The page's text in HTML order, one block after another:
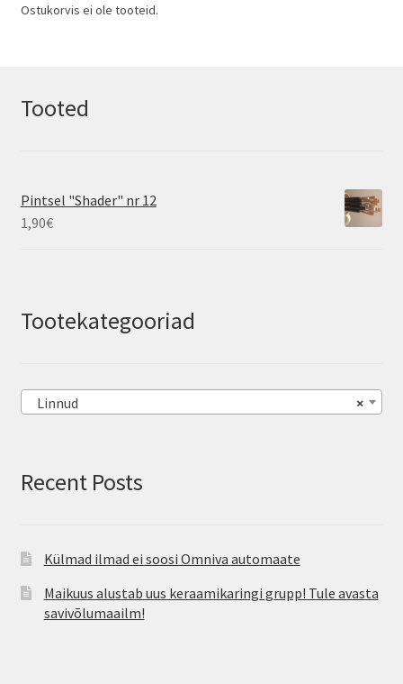
Ostukorvis ei ole tooteid.
Tooted
Pintsel "Shader" nr 12
1,90€
Tootekategooriad
×
Linnud
Recent Posts
Külmad ilmad ei soosi Omniva automaate
Maikuus alustab uus keraamikaringi grupp! Tule avasta
savivõlumaailm!